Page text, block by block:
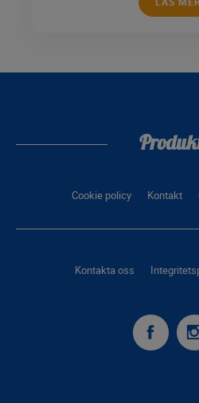
Cookie policy Kontakt
Kontakta oss
Galbani